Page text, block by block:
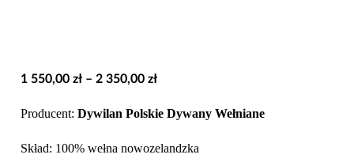
1 550,00 zł – 2 350,00 złZakres
1
Producent: Dywilan Polskie Dywany Wełniane
Skład: 100% wełna nowozelandzka